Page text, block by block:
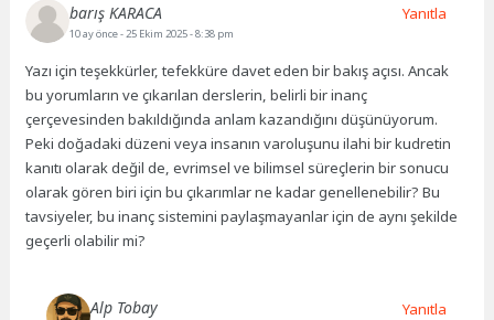
barış KARACA
10 ay önce- 25 Ekim 2025 - 8:38 pm
Yazı için teşekkürler, tefekküre davet eden bir bakış açısı. Ancak
bu yorumların ve çıkarılan derslerin, belirli bir inanç
çerçevesinden bakıldığında anlam kazandığını düşünüyorum.
Peki doğadaki düzeni veya insanın varoluşunu ilahi bir kudretin
kanıtı olarak değil de, evrimsel ve bilimsel süreçlerin bir sonucu
olarak gören biri için bu çıkarımlar ne kadar genellenebilir? Bu
tavsiyeler, bu inanç sistemini paylaşmayanlar için de aynı şekilde
geçerli olabilir mi?
Yanıtla
Alp Tobay Yanıtla